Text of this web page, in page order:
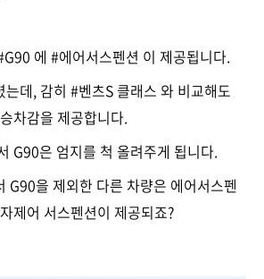
에 #에어서스펜션 이 제공됩니다.
데, 감히 #벤츠S 클래스 와 비교해도
차감을 제공합니다.
G90은 엄지를 척 올려주게 됩니다.
G90을 제외한 다른 차량은 에어서스펜
제어 서스펜션이 제공되죠?